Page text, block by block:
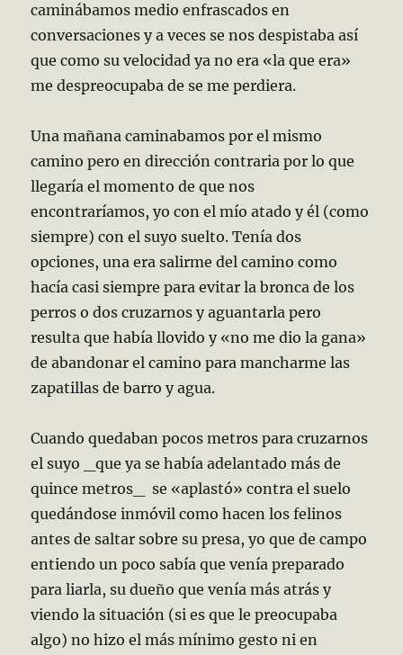
caminábamos medio enfrascados en
conversaciones y a veces se nos despistaba así
que como su velocidad ya no era «la que era»
me despreocupaba de se me perdiera.
Una mañana caminabamos por el mismo
camino pero en dirección contraria por lo que
llegaría el momento de que nos
encontraríamos, yo con el mío atado y él (como
siempre) con el suyo suelto. Tenía dos
opciones, una era salirme del camino como
hacía casi siempre para evitar la bronca de los
perros o dos cruzarnos y aguantarla pero
resulta que había llovido y «no me dio la gana»
de abandonar el camino para mancharme las
zapatillas de barro y agua.
Cuando quedaban pocos metros para cruzarnos
el suyo _que ya se había adelantado más de
quince metros_ se «aplastó» contra el suelo
quedándose inmóvil como hacen los felinos
antes de saltar sobre su presa, yo que de campo
entiendo un poco sabía que venía preparado
para liarla, su dueño que venía más atrás y
viendo la situación (si es que le preocupaba
algo) no hizo el más mínimo gesto ni en